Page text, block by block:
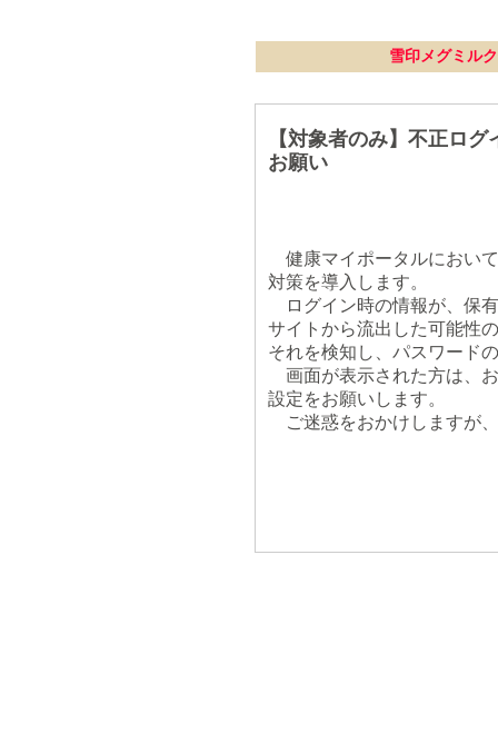
雪印メグミル
【対象者のみ】不正ロ
お願い
健康マイポータルにおい
対策を導入します。
ログイン時の情報が、保
サイトから流出した可能性
それを検知し、パスワード
画面が表示された方は、
設定をお願いします。
ご迷惑をおかけしますが